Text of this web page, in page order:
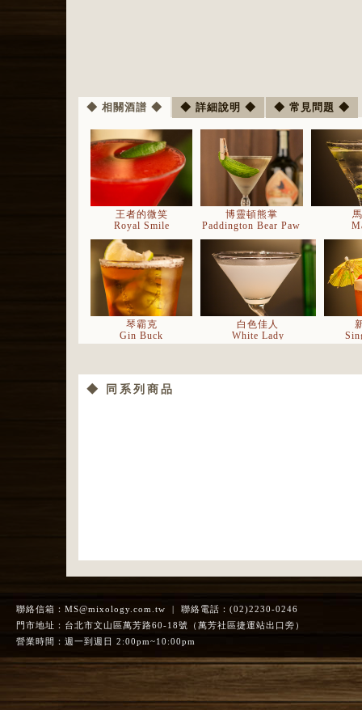
◆ 相關酒譜 ◆ ◆ 詳細說明 ◆ ◆ 常見問題 ◆
王者的微笑
Royal Smile
博靈頓熊掌
Paddington Bear Paw
琴霸克
Gin Buck
白色佳人
White Lady
◆ 同系列商品
聯絡信箱： MS@mixology.com.tw | 聯絡電話：(02)2230-0246
門市地址：台北市文山區萬芳路60-18號（萬芳社區捷運站出口旁）
營業時間：週一到週日 2:00pm~10:00pm